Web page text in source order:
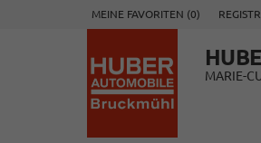
MEINE FAVORITEN (0)
MARIE-